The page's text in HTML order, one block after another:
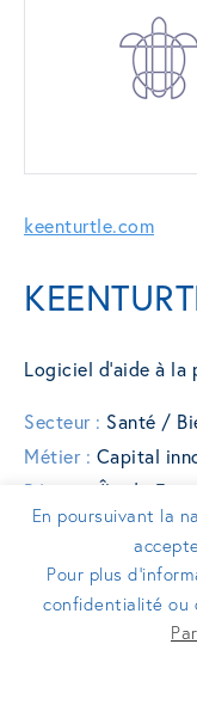
keenturtle.com
Logiciel d’aide à
Secteur : Santé /
Métier : Capital
Région :
Île-de-
Date
En poursuivant la
Pour plus
confidentialité ou